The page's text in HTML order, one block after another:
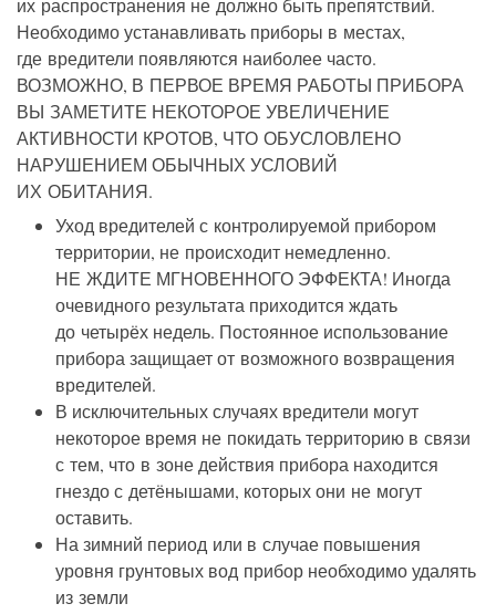
их распространения не должно быть препятствий.
Необходимо устанавливать приборы в местах,
где вредители появляются наиболее часто.
ВОЗМОЖНО, В ПЕРВОЕ ВРЕМЯ РАБОТЫ ПРИБОРА
ВЫ ЗАМЕТИТЕ НЕКОТОРОЕ УВЕЛИЧЕНИЕ
АКТИВНОСТИ КРОТОВ, ЧТО ОБУСЛОВЛЕНО
НАРУШЕНИЕМ ОБЫЧНЫХ УСЛОВИЙ
ИХ ОБИТАНИЯ.
Уход вредителей с контролируемой прибором
территории, не происходит немедленно.
НЕ ЖДИТЕ МГНОВЕННОГО ЭФФЕКТА! Иногда
очевидного результата приходится ждать
до четырёх недель. Постоянное использование
прибора защищает от возможного возвращения
вредителей.
В исключительных случаях вредители могут
некоторое время не покидать территорию в связи
с тем, что в зоне действия прибора находится
гнездо с детёнышами, которых они не могут
оставить.
На зимний период или в случае повышения
уровня грунтовых вод прибор необходимо удалять
из земли